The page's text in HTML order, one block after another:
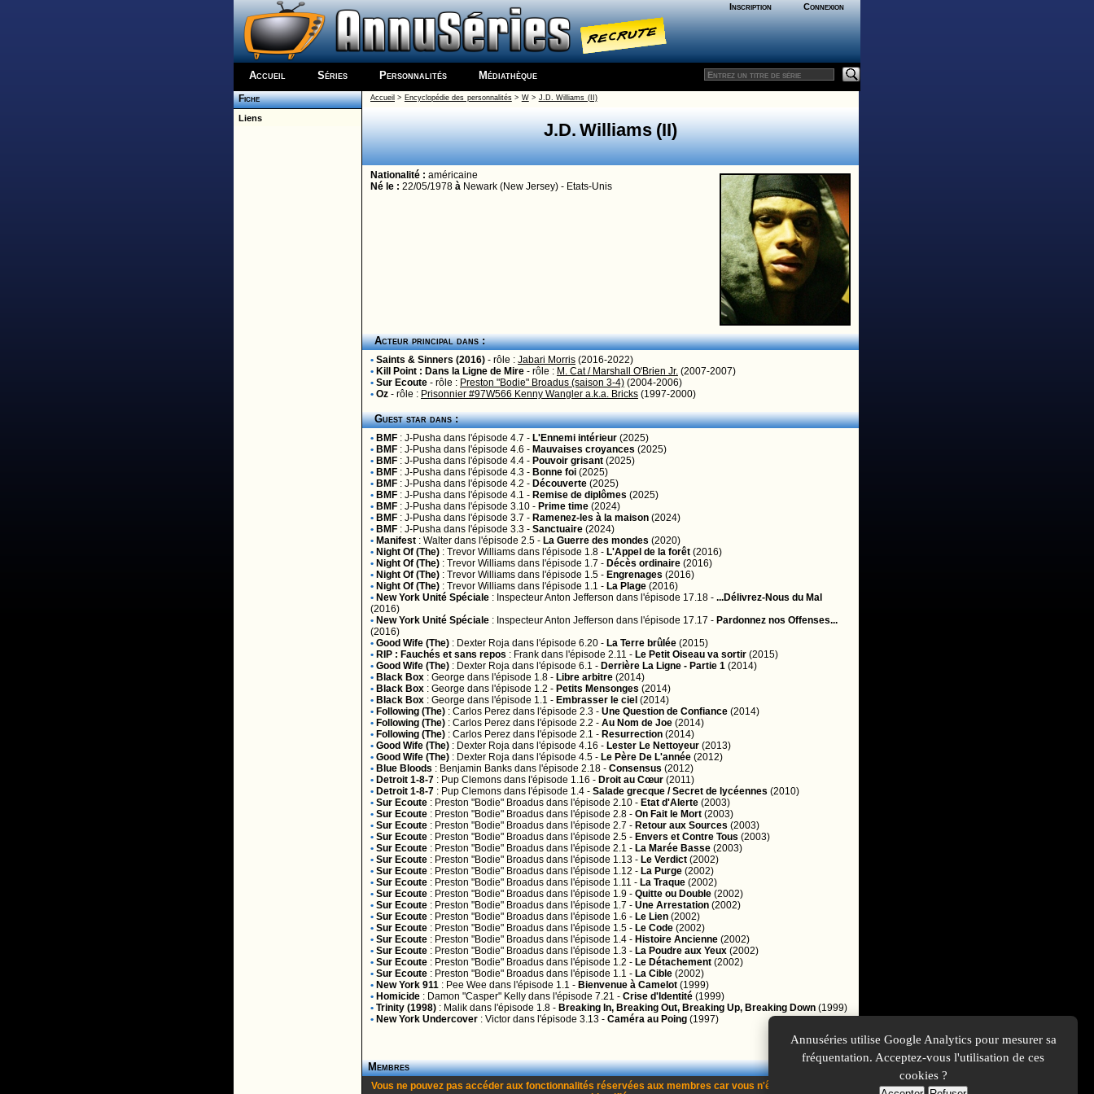
Inscription Connexion
Accueil Séries Personnalités Médiathèque
Fiche
Liens
Accueil > Encyclopédie des personnalités> W> J.D. Williams (II)
J.D. Williams (II)
Nationalité : américaine
Né le : 22/05/1978 à Newark (New Jersey) - Etats-Unis
Acteur principal dans :
• Saints & Sinners (2016) - rôle : Jabari Morris (2016-2022)
• Kill Point : Dans la Ligne de Mire - rôle : M. Cat / Marshall O'Brien Jr. (2007-2007)
• Sur Ecoute - rôle : Preston "Bodie" Broadus (saison 3-4) (2004-2006)
• Oz - rôle : Prisonnier #97W566 Kenny Wangler a.k.a. Bricks (1997-2000)
Guest star dans :
• BMF : J-Pusha dans l'épisode 4.7 - L'Ennemi intérieur (2025)
• BMF : J-Pusha dans l'épisode 4.6 - Mauvaises croyances (2025)
• BMF : J-Pusha dans l'épisode 4.4 - Pouvoir grisant (2025)
• BMF : J-Pusha dans l'épisode 4.3 - Bonne foi (2025)
• BMF : J-Pusha dans l'épisode 4.2 - Découverte (2025)
• BMF : J-Pusha dans l'épisode 4.1 - Remise de diplômes (2025)
• BMF : J-Pusha dans l'épisode 3.10 - Prime time (2024)
• BMF : J-Pusha dans l'épisode 3.7 - Ramenez-les à la maison (2024)
• BMF : J-Pusha dans l'épisode 3.3 - Sanctuaire (2024)
• Manifest : Walter dans l'épisode 2.5 - La Guerre des mondes (2020)
• Night Of (The) : Trevor Williams dans l'épisode 1.8 - L'Appel de la forêt (2016)
• Night Of (The) : Trevor Williams dans l'épisode 1.7 - Décès ordinaire (2016)
• Night Of (The) : Trevor Williams dans l'épisode 1.5 - Engrenages (2016)
• Night Of (The) : Trevor Williams dans l'épisode 1.1 - La Plage (2016)
• New York Unité Spéciale : Inspecteur Anton Jefferson dans l'épisode 17.18 - ...Délivrez-Nous du Mal
(2016)
• New York Unité Spéciale : Inspecteur Anton Jefferson dans l'épisode 17.17 - Pardonnez nos Offenses...
(2016)
• Good Wife (The) : Dexter Roja dans l'épisode 6.20 - La Terre brûlée (2015)
• RIP : Fauchés et sans repos : Frank dans l'épisode 2.11 - Le Petit Oiseau va sortir (2015)
• Good Wife (The) : Dexter Roja dans l'épisode 6.1 - Derrière La Ligne - Partie 1 (2014)
• Black Box : George dans l'épisode 1.8 - Libre arbitre (2014)
• Black Box : George dans l'épisode 1.2 - Petits Mensonges (2014)
• Black Box : George dans l'épisode 1.1 - Embrasser le ciel (2014)
• Following (The) : Carlos Perez dans l'épisode 2.3 - Une Question de Confiance (2014)
• Following (The) : Carlos Perez dans l'épisode 2.2 - Au Nom de Joe (2014)
• Following (The) : Carlos Perez dans l'épisode 2.1 - Resurrection (2014)
• Good Wife (The) : Dexter Roja dans l'épisode 4.16 - Lester Le Nettoyeur (2013)
• Good Wife (The) : Dexter Roja dans l'épisode 4.5 - Le Père De L'année (2012)
• Blue Bloods : Benjamin Banks dans l'épisode 2.18 - Consensus (2012)
• Detroit 1-8-7 : Pup Clemons dans l'épisode 1.16 - Droit au Cœur (2011)
• Detroit 1-8-7 : Pup Clemons dans l'épisode 1.4 - Salade grecque / Secret de lycéennes (2010)
• Sur Ecoute : Preston "Bodie" Broadus dans l'épisode 2.10 - Etat d'Alerte (2003)
• Sur Ecoute : Preston "Bodie" Broadus dans l'épisode 2.8 - On Fait le Mort (2003)
• Sur Ecoute : Preston "Bodie" Broadus dans l'épisode 2.7 - Retour aux Sources (2003)
• Sur Ecoute : Preston "Bodie" Broadus dans l'épisode 2.5 - Envers et Contre Tous (2003)
• Sur Ecoute : Preston "Bodie" Broadus dans l'épisode 2.1 - La Marée Basse (2003)
• Sur Ecoute : Preston "Bodie" Broadus dans l'épisode 1.13 - Le Verdict (2002)
• Sur Ecoute : Preston "Bodie" Broadus dans l'épisode 1.12 - La Purge (2002)
• Sur Ecoute : Preston "Bodie" Broadus dans l'épisode 1.11 - La Traque (2002)
• Sur Ecoute : Preston "Bodie" Broadus dans l'épisode 1.9 - Quitte ou Double (2002)
• Sur Ecoute : Preston "Bodie" Broadus dans l'épisode 1.7 - Une Arrestation (2002)
• Sur Ecoute : Preston "Bodie" Broadus dans l'épisode 1.6 - Le Lien (2002)
• Sur Ecoute : Preston "Bodie" Broadus dans l'épisode 1.5 - Le Code (2002)
• Sur Ecoute : Preston "Bodie" Broadus dans l'épisode 1.4 - Histoire Ancienne (2002)
• Sur Ecoute : Preston "Bodie" Broadus dans l'épisode 1.3 - La Poudre aux Yeux (2002)
• Sur Ecoute : Preston "Bodie" Broadus dans l'épisode 1.2 - Le Détachement (2002)
• Sur Ecoute : Preston "Bodie" Broadus dans l'épisode 1.1 - La Cible (2002)
• New York 911 : Pee Wee dans l'épisode 1.1 - Bienvenue à Camelot (1999)
• Homicide : Damon "Casper" Kelly dans l'épisode 7.21 - Crise d'Identité (1999)
• Trinity (1998) : Malik dans l'épisode 1.8 - Breaking In, Breaking Out, Breaking Up, Breaking Down (1999)
• New York Undercover : Victor dans l'épisode 3.13 - Caméra au Poing (1997)
Membres
Vous ne pouvez pas accéder aux fonctionnalités réservées aux membres car vous n'êtes pas
Annuséries utilise Google Analytics pour mesurer sa
fréquentation. Acceptez-vous l'utilisation de ces
cookies ?